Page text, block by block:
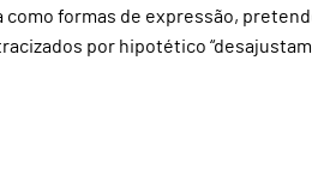
como formas de expressão,
por hipotético